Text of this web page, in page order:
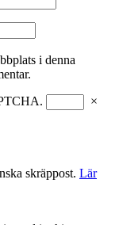
i denna
×
skräppost. Lär